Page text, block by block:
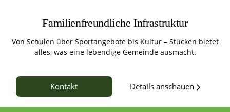
Familienfreundliche Infrastruktur
Von Schulen über Sportangebote bis Kultur – Stücken bietet
alles, was eine lebendige Gemeinde ausmacht.
Kontakt Details anschauen